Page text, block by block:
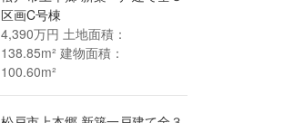
区画C号棟
4,390万円 土地面積：
138.85m² 建物面積：
100.60m²